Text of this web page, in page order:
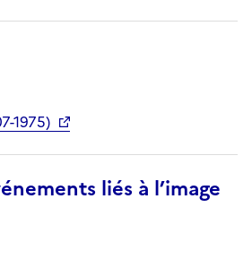
1975)
liés à l’image